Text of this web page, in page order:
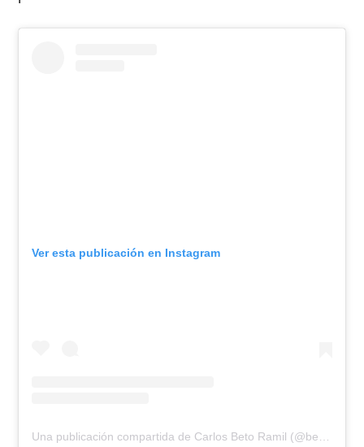
Ver esta publicación en Instagram
Una publicación compartida de Carlos Beto Ramil (@betoramil)